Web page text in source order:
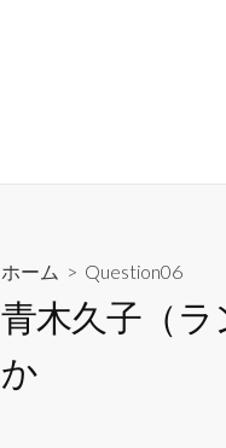
ホーム > Question06
青木久子（
か